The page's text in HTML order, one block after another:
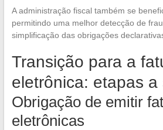
A administração fiscal também se
permitindo uma melhor detecção de
simplificação das obrigações
Transição para a
eletrônica: etapas a
Obrigação de emitir
eletrônicas